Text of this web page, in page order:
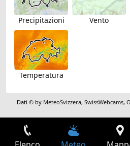
Precipitazioni Vento
Temperatura
Dati © by MeteoSvizzera,SwissWebcams,